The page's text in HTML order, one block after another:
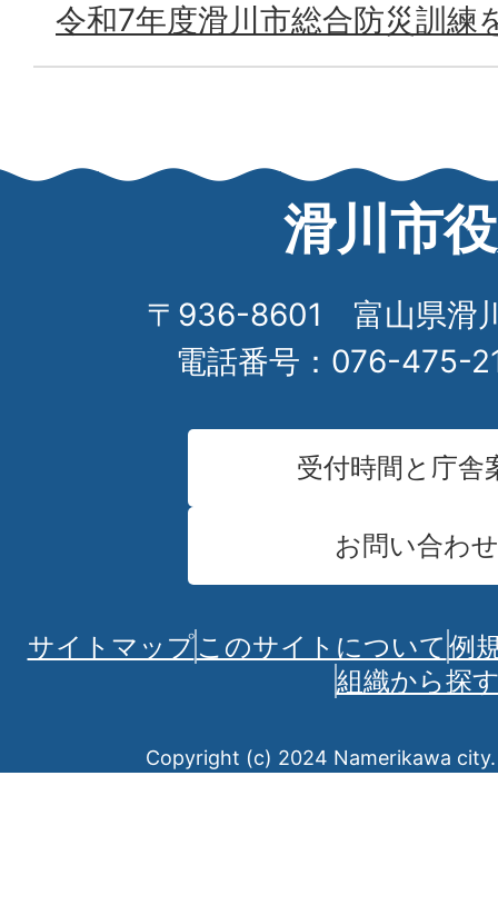
令和7年度滑川市総合防災訓練
滑川市
〒936-8601 富山県滑
電話番号：076-475-
受付時間と庁舎
お問い合わせ
サイトマップこのサイトについて 例
組織から探
Copyright (c) 2024 Namerikawa